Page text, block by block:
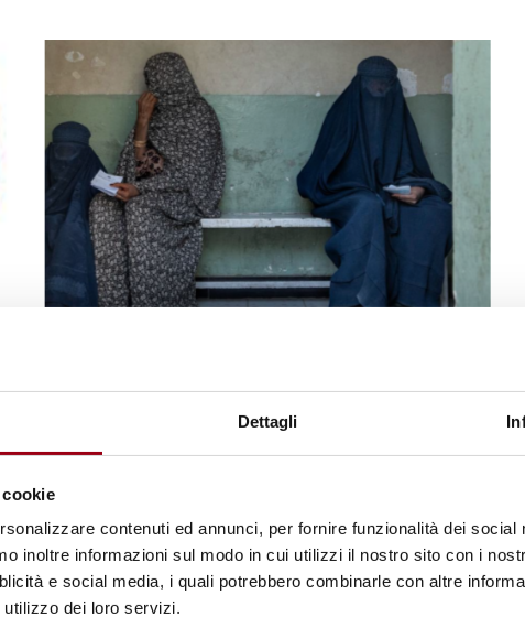
Dettagli
contenuti ed annunci, per fornire funzionalità dei social
inoltre informazioni sul modo in cui utilizzi il nostro sito con i
e social media, i quali potrebbero combinarle con altre
dei loro servizi.
© UNICEF/Alessio Romenzi
Rapporto ONU: Erosione dei diritti
umani in Afghanistan
14.11.2022